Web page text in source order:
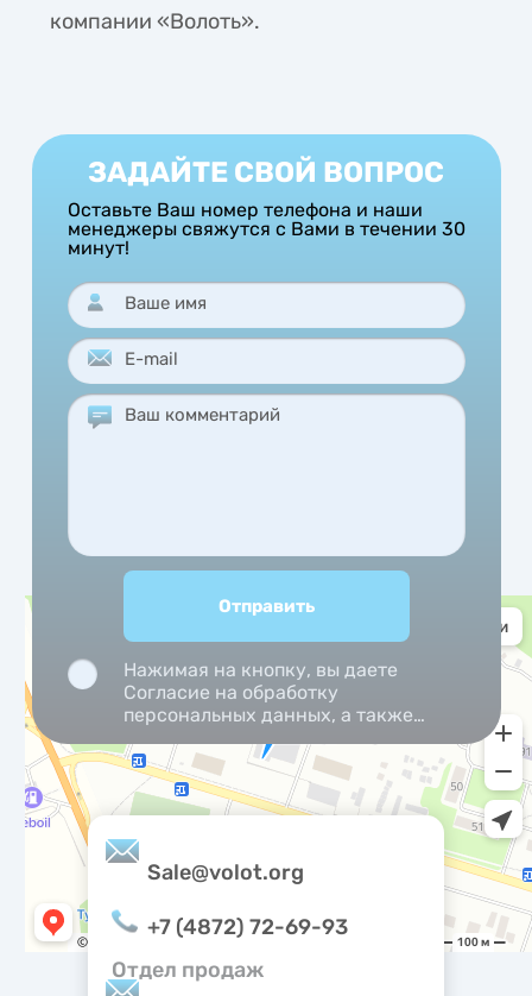
компании «Волоть».
ЗАДАЙТЕ СВОЙ ВОПРОС
Оставьте Ваш номер телефона и наши
менеджеры свяжутся с Вами в течении 30
минут!
Нажимая на кнопку, вы даете
Согласие на обработку
персональных данных, а также
персональных данных
метрическими программами.
Sale@volot.org
+7 (4872) 72-69-93
Отдел продаж